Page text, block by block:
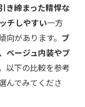
き締まった精悍な
チしやすい一方
があります。 ブ
ベージュ内装やブ
以下の比較を参考
んでみてくださ